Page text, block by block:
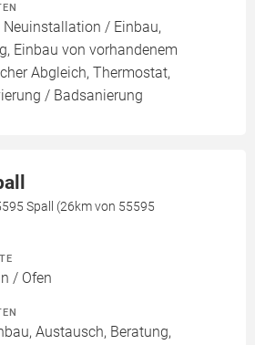
Neuinstallation / Einbau,
Einbau von vorhandenem
Abgleich, Thermostat,
/ Badsanierung
Spall (26km von 55595
/ Ofen
Austausch, Beratung,